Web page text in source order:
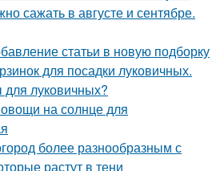
сажать в августе и сентябре.
статьи в новую подборку
для посадки луковичных.
луковичных?
на солнце для
более разнообразным с
растут в тени